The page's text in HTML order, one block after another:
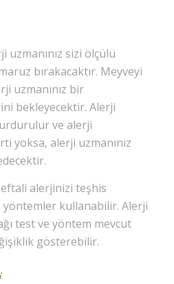
uzmanınız sizi ölçülü
bırakacaktır. Meyveyi
uzmanınız bir
bekleyecektir. Alerji
ve alerji
yoksa, alerji uzmanınız
alerjinizi teşhis
kullanabilir. Alerji
test ve yöntem mevcut
gösterebilir.